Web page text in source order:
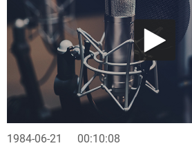
1984-06-21 00:10:08